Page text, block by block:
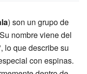
) son un grupo de
nombre viene del
lo que describe su
con espinas.